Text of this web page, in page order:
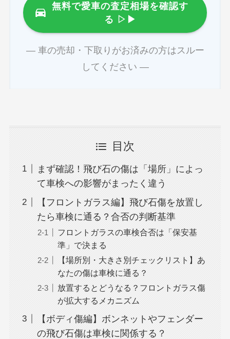
無料で愛車の査定相場を確認す
る ▷▶
― 車の売却・下取りがお済みの方はスルー
してください ―
目次
まず確認！飛び石の傷は「場所」によっ
て車検への影響がまったく違う
【フロントガラス編】飛び石傷を放置し
たら車検に通る？合否の判断基準
フロントガラスの車検合否は「保安基
準」で決まる
【場所別・大きさ別チェックリスト】あ
なたの傷は車検に通る？
放置するとどうなる？フロントガラス傷
が拡大するメカニズム
【ボディ傷編】ボンネットやフェンダー
の飛び石傷は車検に関係する？